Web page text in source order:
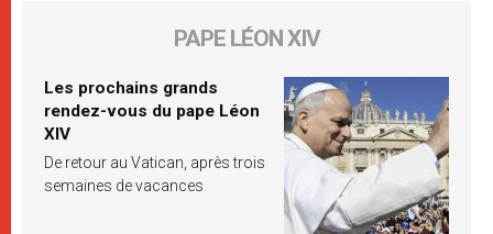
PAPE LÉON XIV
Les prochains grands
rendez-vous du pape Léon
XIV
De retour au Vatican, après trois
semaines de vacances